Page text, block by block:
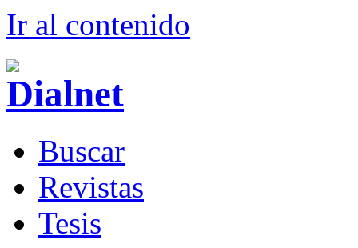
Ir al contenido
Buscar
Revistas
Tesis